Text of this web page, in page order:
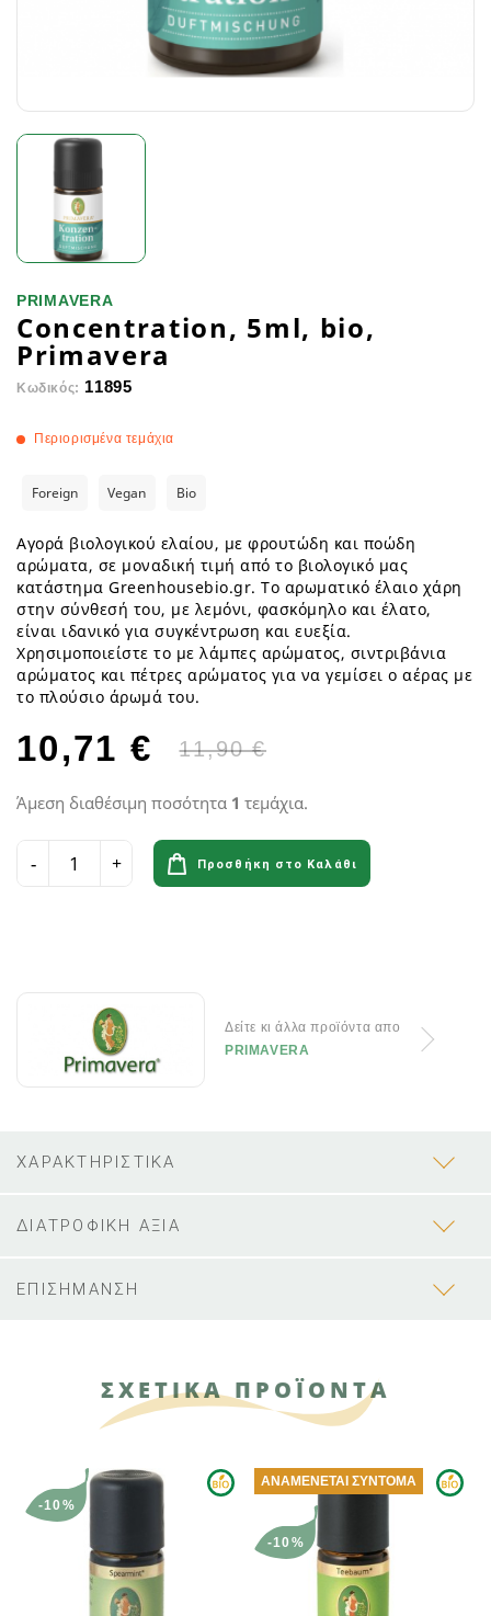
PRIMAVERA
Concentration, 5ml, bio,
Primavera
Κωδικός: 11895
Περιορισμένα τεμάχια
Foreign Vegan Bio
Αγορά βιολογικού ελαίου, με φρουτώδη και ποώδη
αρώματα, σε μοναδική τιμή από το βιολογικό μας
κατάστημα Greenhousebio.gr. Το αρωματικό έλαιο χάρη
στην σύνθεσή του, με λεμόνι, φασκόμηλο και έλατο,
είναι ιδανικό για συγκέντρωση και ευεξία.
Χρησιμοποιείστε το με λάμπες αρώματος, σιντριβάνια
αρώματος και πέτρες αρώματος για να γεμίσει ο αέρας με
το πλούσιο άρωμά του.
10,71 € 11,90 €
Άμεση διαθέσιμη ποσότητα 1 τεμάχια.
Προσθήκη στο Καλάθι
Δείτε κι άλλα προϊόντα απο
PRIMAVERA
ΧΑΡΑΚΤΗΡΙΣΤΙΚΑ
ΔΙΑΤΡΟΦΙΚΗ ΑΞΙΑ
ΕΠΙΣΗΜΑΝΣΗ
ΣΧΕΤΙΚΑ ΠΡΟΪΟΝΤΑ
-10%
ΑΝΑΜΈΝΕΤΑΙ ΣΎΝΤΟΜΑ
-10%